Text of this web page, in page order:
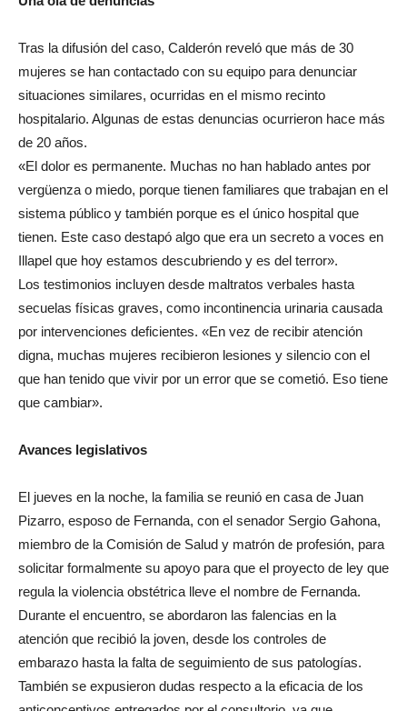
Tras la difusión del caso, Calderón reveló que más de 30
mujeres se han contactado con su equipo para denunciar
situaciones similares, ocurridas en el mismo recinto
hospitalario. Algunas de estas denuncias ocurrieron hace más
de 20 años.
«El dolor es permanente. Muchas no han hablado antes por
vergüenza o miedo, porque tienen familiares que trabajan en el
sistema público y también porque es el único hospital que
tienen. Este caso destapó algo que era un secreto a voces en
Illapel que hoy estamos descubriendo y es del terror».
Los testimonios incluyen desde maltratos verbales hasta
secuelas físicas graves, como incontinencia urinaria causada
por intervenciones deficientes. «En vez de recibir atención
digna, muchas mujeres recibieron lesiones y silencio con el
que han tenido que vivir por un error que se cometió. Eso tiene
que cambiar».
Avances legislativos
El jueves en la noche, la familia se reunió en casa de Juan
Pizarro, esposo de Fernanda, con el senador Sergio Gahona,
miembro de la Comisión de Salud y matrón de profesión, para
solicitar formalmente su apoyo para que el proyecto de ley que
regula la violencia obstétrica lleve el nombre de Fernanda.
Durante el encuentro, se abordaron las falencias en la
atención que recibió la joven, desde los controles de
embarazo hasta la falta de seguimiento de sus patologías.
También se expusieron dudas respecto a la eficacia de los